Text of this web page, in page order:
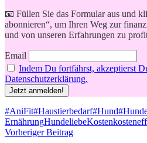
📧 Füllen Sie das Formular aus und
abonnieren“, um Ihren Weg zur
und von unseren Erfahrungen zu
Email
Indem Du fortfährst, akzeptierst
Datenschutzerklärung.
Schlagwörter
#AniFit#Haustierbedarf#Hund
ErnährungHundeliebeKosten
Beitragsnavigation
Vorheriger Beitrag